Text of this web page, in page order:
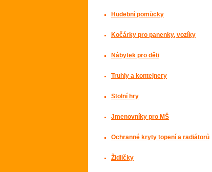
Hudební pomůcky
Kočárky pro panenky, vozíky
Nábytek pro děti
Truhly a kontejnery
Stolní hry
Jmenovníky pro MŠ
Ochranné kryty topení a radiátorů
Židličky